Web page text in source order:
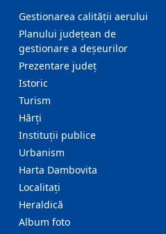
Gestionarea calității aerului
Planului județean de
gestionare a deșeurilor
Prezentare judeţ
Istoric
Turism
Hărţi
Instituţii publice
Urbanism
Harta Dambovita
Localitaţi
Heraldică
Album foto